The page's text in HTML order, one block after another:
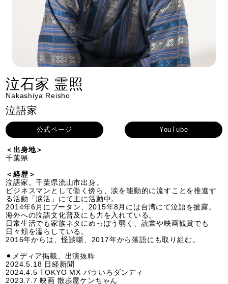
泣石家 霊照
Nakashiya Reisho
泣語家
公式ページ YouTube
＜出身地＞
千葉県
＜経歴＞
泣語家。千葉県流山市出身。
ビジネスマンとして働く傍ら、涙を能動的に流すことを推進す
る活動「涙活」にて主に活動中。
2014年6月にブータン、2015年8月には台湾にて泣語を披露。
海外への泣語文化普及にも力を入れている。
日常生活でも家族ネタにめっぽう弱く、読書や映画観賞でも
日々頬を濡らしている。
2016年からは、怪談噺、2017年から落語にも取り組む。
⚫︎メディア掲載、出演抜粋
2024.5.18 日経新聞
2024.4.5 TOKYO MX バラいろダンディ
2023.7.7 映画 散歩屋ケンちゃん